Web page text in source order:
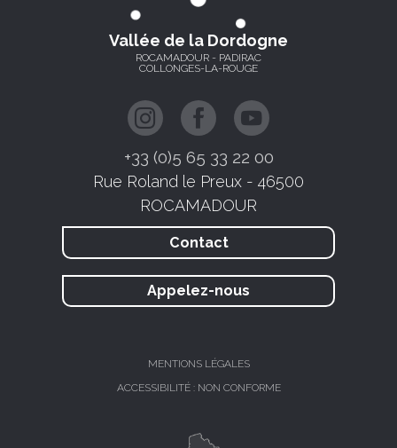
Vallée de la Dordogne
ROCAMADOUR - PADIRAC
COLLONGES-LA-ROUGE
+33 (0)5 65 33 22 00
Rue Roland le Preux - 46500
ROCAMADOUR
Contact
Appelez-nous
MENTIONS LÉGALES
ACCESSIBILITÉ : NON CONFORME